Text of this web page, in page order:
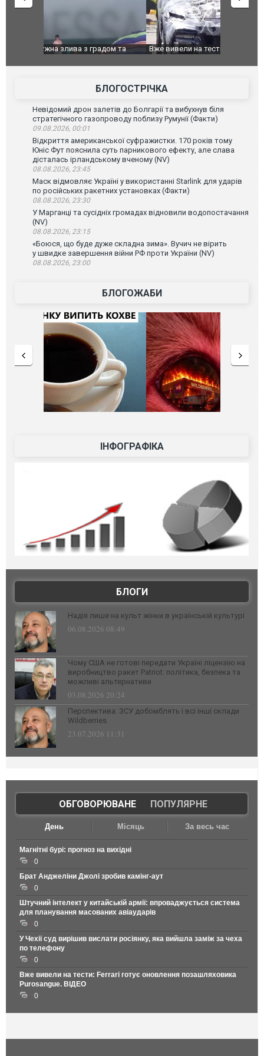
Вже вивели на тести: Ferrari готує оновлення
Вийшов
фільму
БЛОГОСТРІЧКА
Невідомий дрон залетів до Болгарії та вибухнув біля
стратегічного газопроводу поблизу Румунії (Факти)
09.08.2026, 00:01
Відкриття американської суфражистки. 170 років тому
Юніс Фут пояснила суть парникового ефекту, але слава
дісталась ірландському вченому (NV)
08.08.2026, 23:45
Маск відмовляє Україні у використанні Starlink для ударів
по російських ракетних установках (Факти)
08.08.2026, 23:30
У Марганці та сусідніх громадах відновили водопостачання
(NV)
08.08.2026, 23:15
«Боюся, що буде дуже складна зима». Вучич не вірить
у швидке завершення війни РФ проти України (NV)
08.08.2026, 23:00
БЛОГОЖАБИ
ІНФОГРАФІКА
БЛОГИ
Надія лише на культ жінки в українській культурі
06.08.2026 08:49
Чому США не готові передати Україні ліцензію на
виробництво ракет Patriot: політика, безпека та
можливі альтернативи
03.08.2026 20:24
Перспектива: ЗСУ добомблять і всі інші склади
Wildberries
23.07.2026 11:31
ОБГОВОРЮВАНЕ| ПОПУЛЯРНЕ
День Місяць За весь час
Магнітні бурі: прогноз на вихідні
0
Брат Анджеліни Джолі зробив камінг-аут
0
Штучний інтелект у китайській армії: впроваджується система
для планування масованих авіаударів
0
У Чехії суд вирішив вислати росіянку, яка вийшла заміж за чеха
по телефону
0
Вже вивели на тести: Ferrari готує оновлення позашляховика
Purosangue. ВІДЕО
0